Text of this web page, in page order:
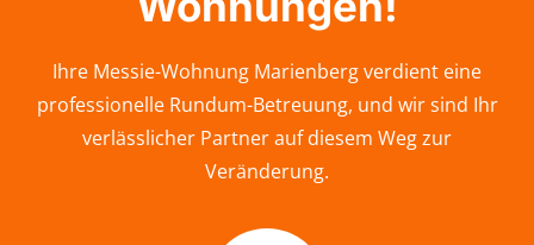
Ihre Messie-Wohnung Marienberg verdient eine
professionelle Rundum-Betreuung, und wir sind Ihr
verlässlicher Partner auf diesem Weg zur
Veränderung.